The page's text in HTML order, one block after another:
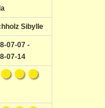
Sibylle
07-07 -
07-14